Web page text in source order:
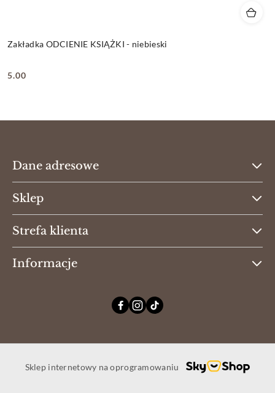
Zakładka ODCIENIE KSIĄŻKI - niebieski
Cena:
5.00
Dane adresowe
Sklep
Strefa klienta
Informacje
Sklep internetowy na oprogramowaniu